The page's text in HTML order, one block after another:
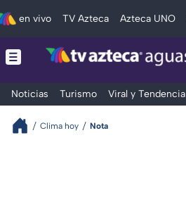
en vivo TV Azteca Azteca UNO
Noticias Turismo Viral y Tendencia
Clima hoy Nota